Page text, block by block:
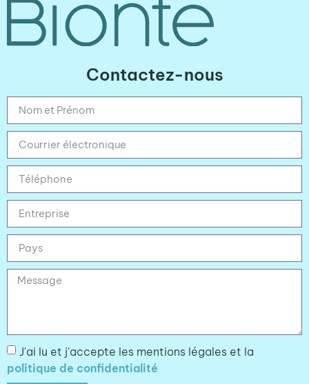
Contactez-nous
J'ai lu et j'accepte les mentions légales et la
politique de confidentialité